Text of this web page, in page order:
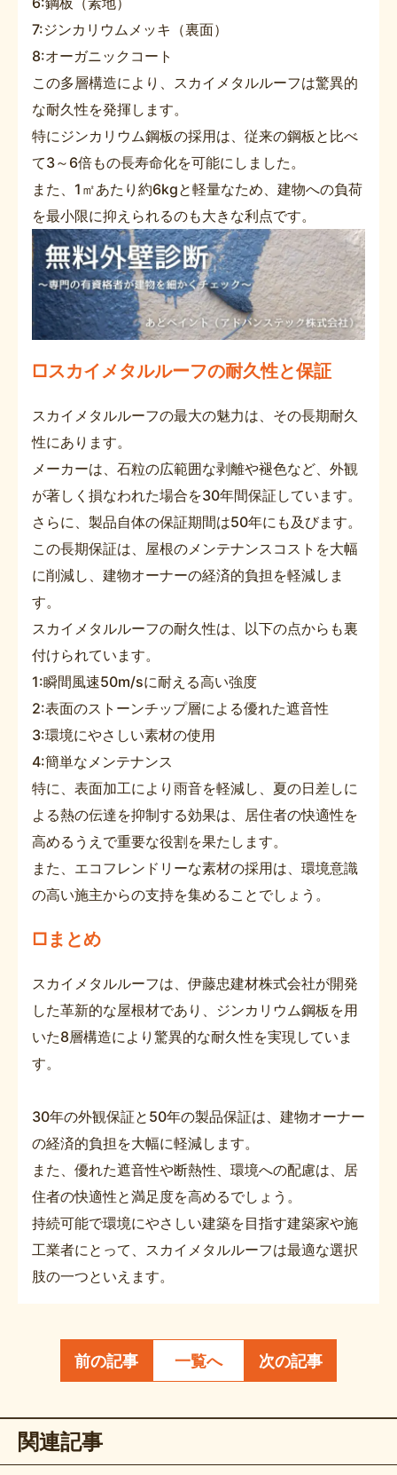
7:ジンカリウムメッキ（裏面）
8:オーガニックコート
この多層構造により、スカイメタルルーフは驚異的
な耐久性を発揮します。
特にジンカリウム鋼板の採用は、従来の鋼板と比べ
て3～6倍もの長寿命化を可能にしました。
また、1㎡あたり約6kgと軽量なため、建物への負荷
を最小限に抑えられるのも大きな利点です。
□スカイメタルルーフの耐久性と保証
スカイメタルルーフの最大の魅力は、その長期耐久
性にあります。
メーカーは、石粒の広範囲な剥離や褪色など、外観
が著しく損なわれた場合を30年間保証しています。
さらに、製品自体の保証期間は50年にも及びます。
この長期保証は、屋根のメンテナンスコストを大幅
に削減し、建物オーナーの経済的負担を軽減しま
す。
スカイメタルルーフの耐久性は、以下の点からも裏
付けられています。
1:瞬間風速50m/sに耐える高い強度
2:表面のストーンチップ層による優れた遮音性
3:環境にやさしい素材の使用
4:簡単なメンテナンス
特に、表面加工により雨音を軽減し、夏の日差しに
よる熱の伝達を抑制する効果は、居住者の快適性を
高めるうえで重要な役割を果たします。
また、エコフレンドリーな素材の採用は、環境意識
の高い施主からの支持を集めることでしょう。
□まとめ
スカイメタルルーフは、伊藤忠建材株式会社が開発
した革新的な屋根材であり、ジンカリウム鋼板を用
いた8層構造により驚異的な耐久性を実現していま
す。
30年の外観保証と50年の製品保証は、建物オーナー
の経済的負担を大幅に軽減します。
また、優れた遮音性や断熱性、環境への配慮は、居
住者の快適性と満足度を高めるでしょう。
持続可能で環境にやさしい建築を目指す建築家や施
工業者にとって、スカイメタルルーフは最適な選択
肢の一つといえます。
前の記事 一覧へ 次の記事
関連記事